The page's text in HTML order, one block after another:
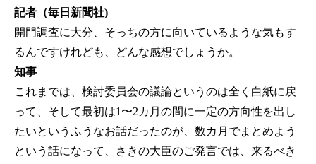
記者（毎日新聞社)
開門調査に大分、そっちの方に向いているような気もす
るんですけれども、どんな感想でしょうか。
知事
これまでは、検討委員会の議論というのは全く白紙に戻
って、そして最初は1〜2カ月の間に一定の方向性を出し
たいというふうなお話だったのが、数カ月でまとめよう
という話になって、さきの大臣のご発言では、来るべき